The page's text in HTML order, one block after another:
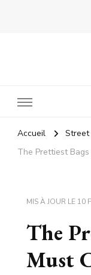
Accueil
Street
The Prettiest
MIS À JOUR LE 10
The
Must